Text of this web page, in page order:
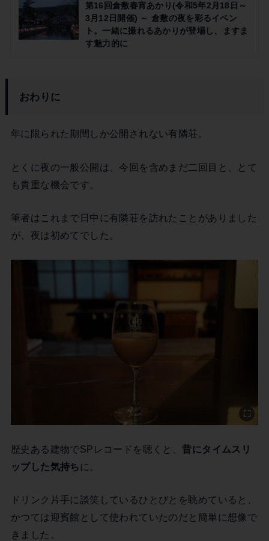
第16回倉敷春宵あかり(令和5年2月18日～
3月12日開催) ～ 倉敷の夜を彩るイベン
ト。一緒に撮れるあかりが登場し、ますま
す魅力的に
おわりに
年に限られた期間しか公開されない有隣荘。
とくに夜の一般公開は、今回を含めまだ二回目と、とて
も貴重な機会です。
筆者はこれまで日中に有隣荘を訪れたことがありました
が、夜は初めてでした。
歴史ある建物でSPレコードを聴くと、昔にタイムスリ
ップした気持ち に。
ドリンク片手に談笑しているひとびとを眺めていると、
かつては迎賓館として使われていたのだと簡単に想像で
きました。